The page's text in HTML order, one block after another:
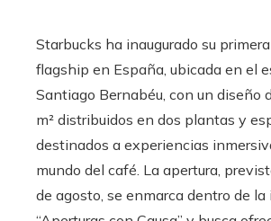
Starbucks ha inaugurado su
flagship en España, ubicada en el
Santiago Bernabéu, con un diseño
m² distribuidos en dos plantas y
destinados a experiencias
mundo del café. La apertura,
de agosto, se enmarca dentro de